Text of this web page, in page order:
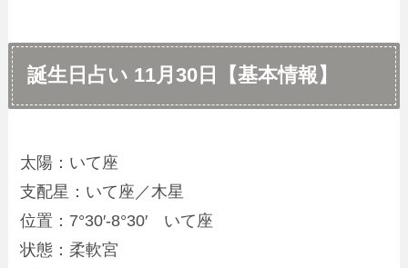
誕生日占い 11月30日【基本情報】
太陽：いて座
支配星：いて座／木星
位置：7°30′-8°30′ いて座
状態：柔軟宮